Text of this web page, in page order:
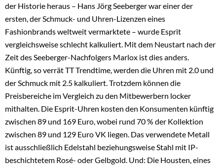
der Historie heraus – Hans Jörg Seeberger war einer der
ersten, der Schmuck- und Uhren-Lizenzen eines
Fashionbrands weltweit vermarktete – wurde Esprit
vergleichsweise schlecht kalkuliert. Mit dem Neustart nach der
Zeit des Seeberger-Nachfolgers Marlox ist dies anders.
Künftig, so verrät TT Trendtime, werden die Uhren mit 2.0 und
der Schmuck mit 2.5 kalkuliert. Trotzdem können die
Preisbereiche im Vergleich zu den Mitbewerbern locker
mithalten. Die Esprit-Uhren kosten den Konsumenten künftig
zwischen 89 und 169 Euro, wobei rund 70 % der Kollektion
zwischen 89 und 129 Euro VK liegen. Das verwendete Metall
ist ausschließlich Edelstahl beziehungsweise Stahl mit IP-
beschichtetem Rosé- oder Gelbgold. Und: Die Housten, eines